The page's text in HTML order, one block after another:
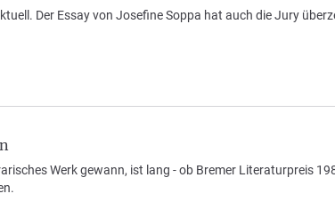
Der Essay von Josefine Soppa hat auch die Jury
Werk gewann, ist lang - ob Bremer Literaturpreis